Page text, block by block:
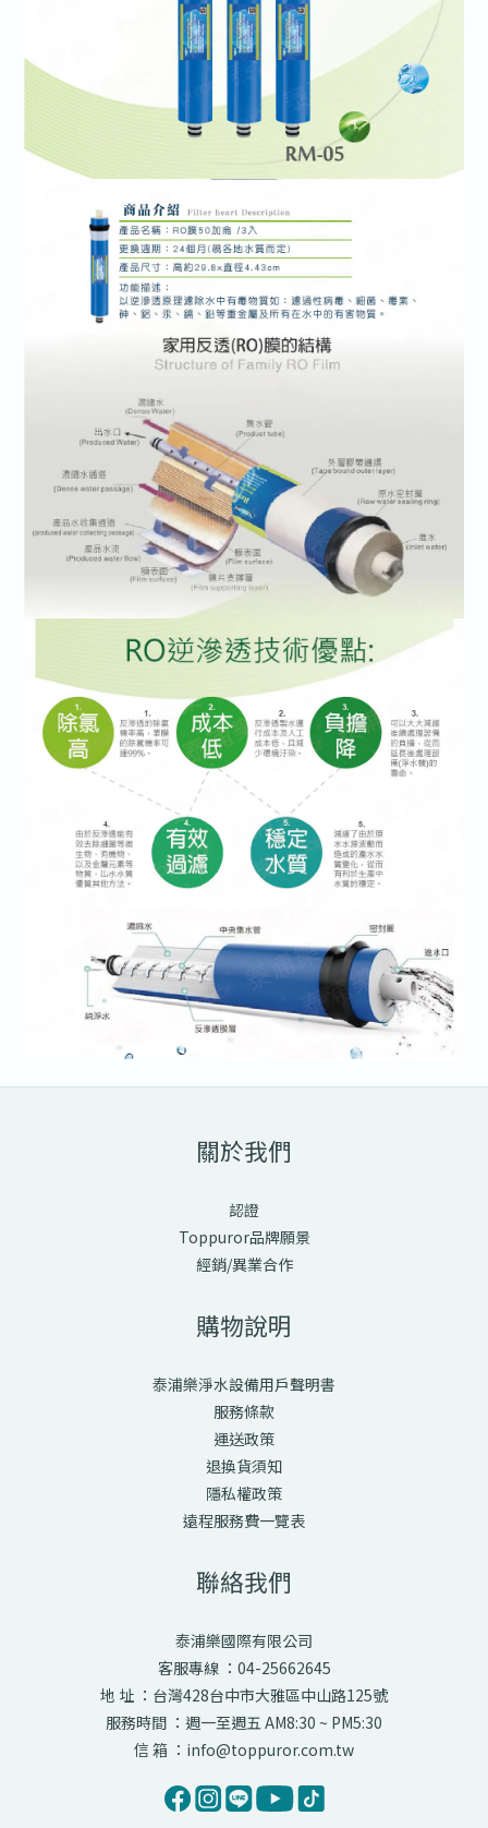
關於我們
認證
Toppuror品牌願景
經銷/異業合作
購物說明
泰浦樂淨水設備用戶聲明書
服務條款
運送政策
退換貨須知
隱私權政策
遠程服務費一覽表
聯絡我們
泰浦樂國際有限公司
客服專線 ：04-25662645
地 址 ：台灣428台中市大雅區中山路125號
服務時間 ：週一至週五 AM8:30 ~ PM5:30
信 箱 ：info@toppuror.com.tw